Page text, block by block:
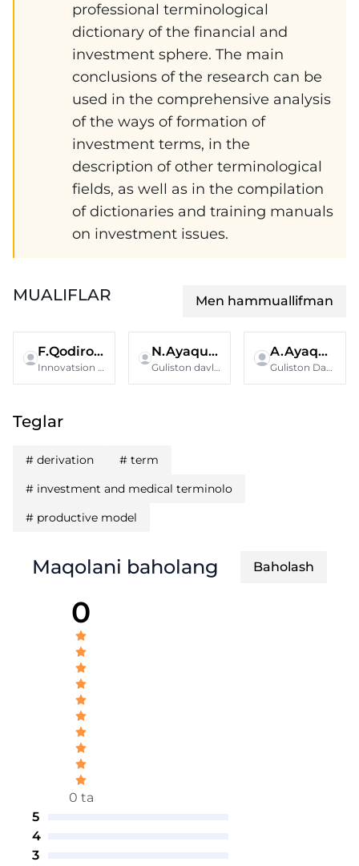
professional terminological
dictionary of the financial and
investment sphere. The main
conclusions of the research can be
used in the comprehensive analysis
of the ways of formation of
investment terms, in the
description of other terminological
fields, as well as in the compilation
of dictionaries and training manuals
on investment issues.
MUALIFLAR Men hammuallifman
F.Qodirova
Innovatsion rivojlanish agentligi
N.Ayaqulov
Guliston davlat pedagogika instituti,
A.Ayaqulova
Guliston Davlat Universiteti
Teglar
# derivation # term
# investment and medical terminolo
# productive model
Maqolani baholang Baholash
0
0 ta
5
4
3